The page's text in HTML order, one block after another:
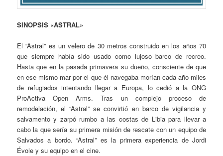
SINOPSIS «ASTRAL»
El “Astral” es un velero de 30 metros construido en los años 70
que siempre había sido usado como lujoso barco de recreo.
Hasta que en la pasada primavera su dueño, consciente de que
en ese mismo mar por el que él navegaba morían cada año miles
de refugiados intentando llegar a Europa, lo cedió a la ONG
ProActiva Open Arms. Tras un complejo proceso de
remodelación, el “Astral” se convirtió en barco de vigilancia y
salvamento y zarpó rumbo a las costas de Libia para llevar a
cabo la que sería su primera misión de rescate con un equipo de
Salvados a bordo. “Astral” es la primera experiencia de Jordi
Évole y su equipo en el cine.